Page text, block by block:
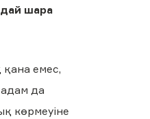
шара
емес,
адам да
көрмеуіне